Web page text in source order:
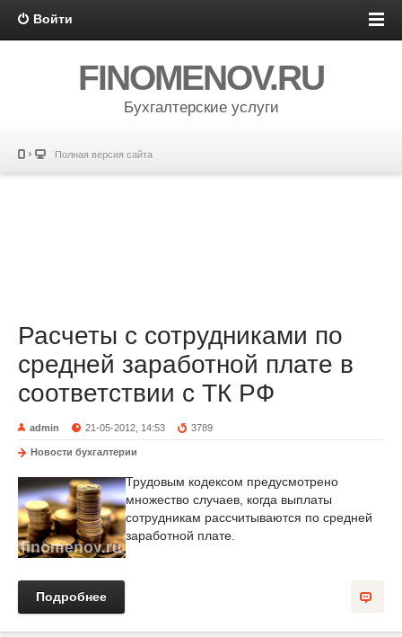
Войти
FINOMENOV.RU
Бухгалтерские услуги
Полная версия сайта
Расчеты с сотрудниками по
средней заработной плате в
соответствии с ТК РФ
admin 21-05-2012, 14:53 3789
Новости бухгалтерии
Трудовым кодексом предусмотрено
множество случаев, когда выплаты
сотрудникам рассчитываются по средней
заработной плате.
Подробнее